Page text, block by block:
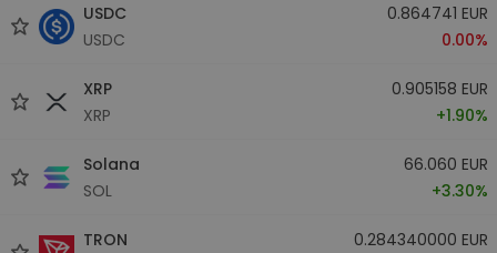
USDC
USDC
0.864741 EUR
0.00%
XRP
XRP
0.905158 EUR
+1.90%
Solana
SOL
66.060 EUR
+3.30%
TRON
0.284340000 EUR